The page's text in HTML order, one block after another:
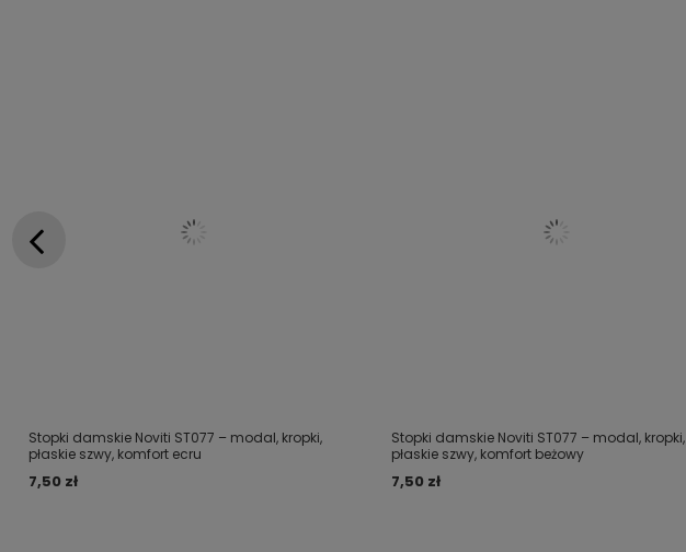
Stopki damskie Noviti ST077 – modal, kropki,
płaskie szwy, komfort ecru
7,50 zł
Stopki damskie Noviti ST077 – modal, kropki,
płaskie szwy, komfort beżowy
7,50 zł